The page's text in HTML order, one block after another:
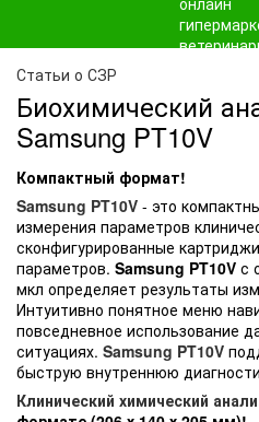
Статьи о СЗР
Биохимический
Samsung PT10V
Компактный формат!
Samsung PT10V - это
измерения параметров
сконфигурированные
параметров. Samsung PT10V с
мкл определяет результаты
Интуитивно понятное меню
повседневное использование
ситуациях. Samsung PT10V
быструю внутреннюю
Клинический химический